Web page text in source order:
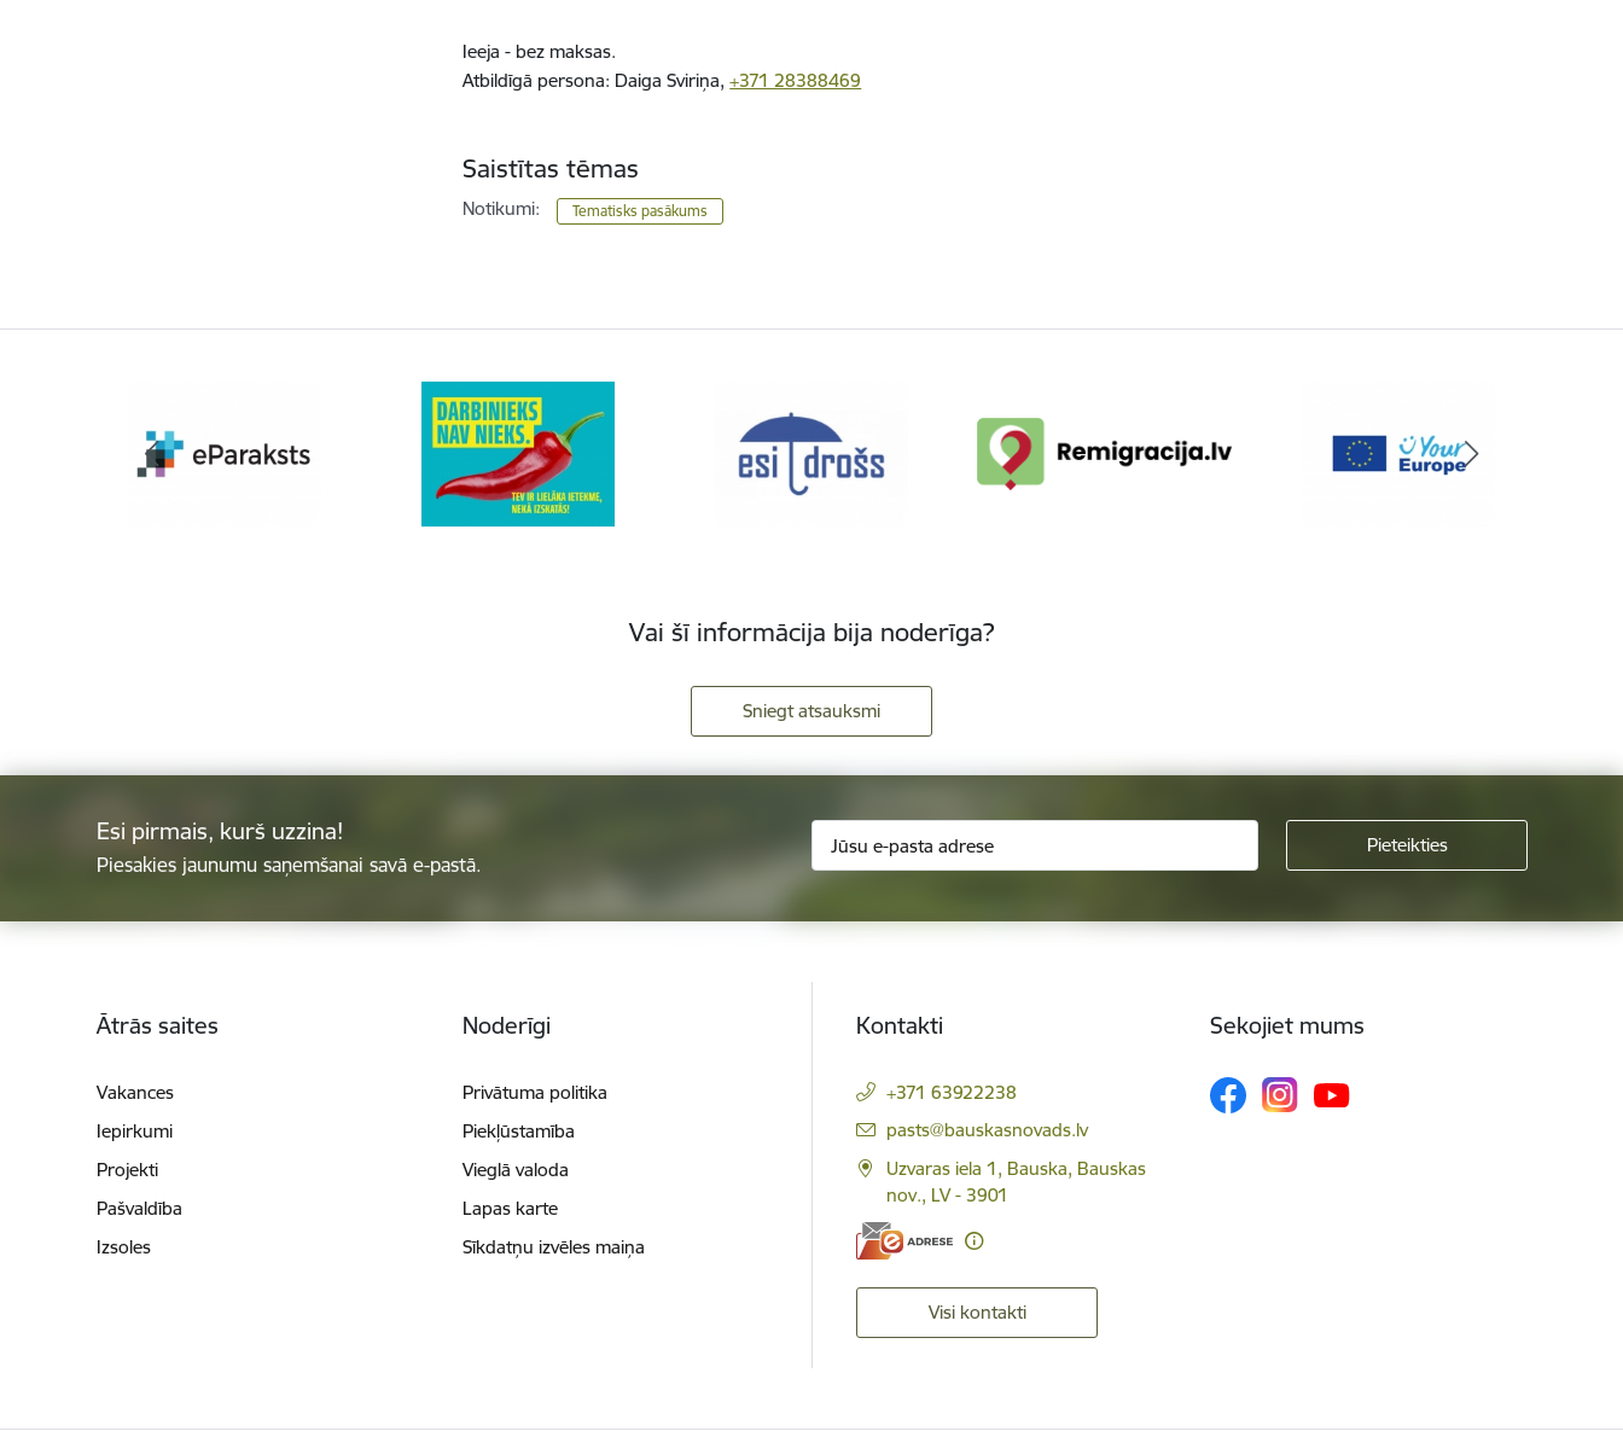
Ieeja - bez maksas.
Atbildīgā persona: Daiga Sviriņa,+371 28388469
Saistītas tēmas
Notikumi: Tematisks pasākums
Vai šī informācija bija noderīga?
Sniegt atsauksmi
Esi pirmais, kurš uzzina!
Piesakies jaunumu saņemšanai savā e-pastā.
Ātrās saites
Vakances
Iepirkumi
Projekti
Pašvaldība
Izsoles
Noderīgi
Privātuma politika
Piekļūstamība
Vieglā valoda
Lapas karte
Sīkdatņu izvēles maiņa
Kontakti
+371 63922238
E-pasts:
pasts@bauskasnovads.lv
Uzvaras iela 1, Bauska, Bauskas
nov., LV - 3901
Visi kontakti
Sekojiet mums